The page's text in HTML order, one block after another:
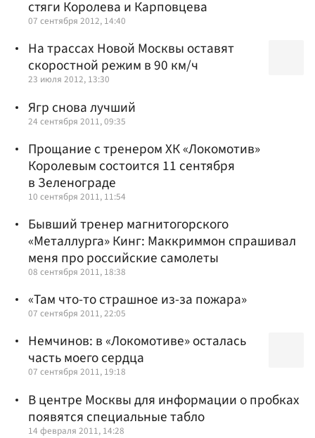
стяги Королева и Карповцева
07 сентября 2012, 14:40
На трассах Новой Москвы оставят
скоростной режим в 90 км/ч
23 июля 2012, 13:30
Ягр снова лучший
24 сентября 2011, 09:35
Прощание с тренером ХК «Локомотив»
Королевым состоится 11 сентября
в Зеленограде
10 сентября 2011, 11:54
Бывший тренер магнитогорского
«Металлурга» Кинг: Маккриммон спрашивал
меня про российские самолеты
08 сентября 2011, 18:38
«Там что-то страшное из-за пожара»
07 сентября 2011, 22:05
Немчинов: в «Локомотиве» осталась
часть моего сердца
07 сентября 2011, 19:18
В центре Москвы для информации о пробках
появятся специальные табло
14 февраля 2011, 14:28